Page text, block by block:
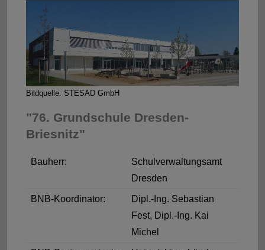
Bildquelle: STESAD GmbH
"76. Grundschule Dresden-
Briesnitz"
Bauherr:
Schulverwaltungsamt
Dresden
BNB-Koordinator:
Dipl.-Ing. Sebastian
Fest, Dipl.-Ing. Kai
Michel